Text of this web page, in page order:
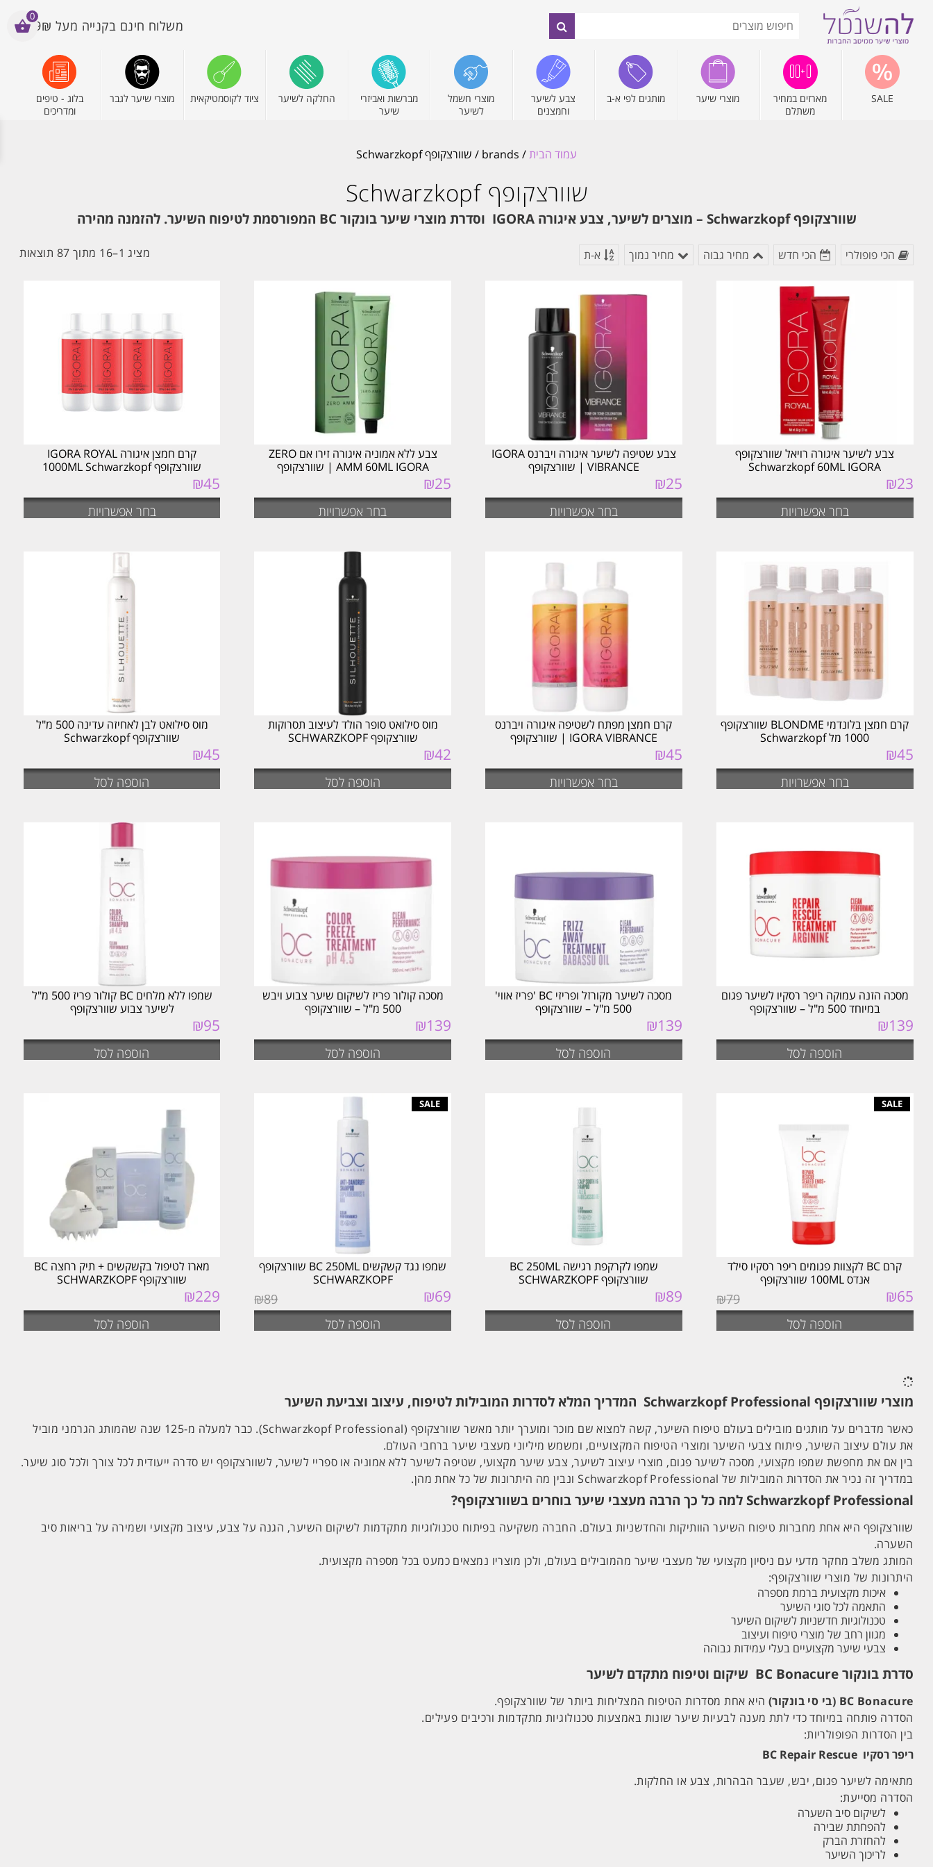
משלוח חינם בקנייה מעל 199₪
SALE
מארזים במחיר
משתלם
מוצרי שיער מותגים לפי א-ב
צבע לשיער
וחמצנים
מוצרי חשמל
לשיער
מברשות ואביזרי
שיער
החלקה לשיער ציוד לקוסמטיקאית מוצרי שיער לגבר
בלוג - טיפים
ומדריכים
עמוד הבית/ brands / שוורצקופף Schwarzkopf
שוורצקופף Schwarzkopf
שוורצקופף Schwarzkopf – מוצרים לשיער, צבע איגורה IGORA וסדרת מוצרי שיער בונקור BC המפורסמת לטיפוח השיער. להזמנה מהירה
הכי פופולרי הכי חדש מחיר גבוה מחיר נמוך א-ת מציג 1–16 מתוך 87 תוצאות
צבע לשיער איגורה רויאל שוורצקופף
Schwarzkopf 60ML IGORA
₪23
בחר אפשרויות
צבע שטיפה לשיער איגורה ויברנס IGORA
VIBRANCE | שוורצקופף
₪25
בחר אפשרויות
צבע ללא אמוניה איגורה זירו אם ZERO
AMM 60ML IGORA | שוורצקופף
₪25
בחר אפשרויות
קרם חמצן איגורה IGORA ROYAL
שוורצקופף 1000ML Schwarzkopf
₪45
בחר אפשרויות
קרם חמצן בלונדמי BLONDME שוורצקופף
1000 מל Schwarzkopf
₪45
בחר אפשרויות
קרם חמצן מפתח לשטיפה איגורה ויברנס
IGORA VIBRANCE | שוורצקופף
₪45
בחר אפשרויות
מוס סילואט סופר הולד לעיצוב תסרוקות
שוורצקופף SCHWARZKOPF
₪42
הוספה לסל
מוס סילואט לבן לאחיזה עדינה 500 מ"ל
שוורצקופף Schwarzkopf
₪45
הוספה לסל
מסכה הזנה עמוקה ריפר רסקיו לשיער פגום
במיוחד 500 מ"ל – שוורצקופף
₪139
הוספה לסל
מסכה לשיער מקורזל ופריזי BC 'פריז אווי'
500 מ"ל – שוורצקופף
₪139
הוספה לסל
מסכה קולור פריז לשיקום שיער צבוע ויבש
500 מ"ל – שוורצקופף
₪139
הוספה לסל
שמפו ללא מלחים BC קולור פריז 500 מ"ל
לשיער צבוע שוורצקופף
₪95
הוספה לסל
קרם BC לקצוות פגומים ריפר רסקיו סילד
אנדס 100ML שוורצקופף
₪79
המחיר
המקורי
₪79.
₪65
הנוכחי
₪65.
הוספה לסל
שמפו לקרקפת רגישה BC 250ML
שוורצקופף SCHWARZKOPF
₪89
הוספה לסל
שמפו נגד קשקשים BC 250ML שוורצקופף
SCHWARZKOPF
₪89
המחיר
המקורי
₪89.
₪69
המחיר
הנוכחי
₪69.
הוספה לסל
מארז לטיפול בקשקשים + תיק רחצה BC
שוורצקופף SCHWARZKOPF
₪229
הוספה לסל
מוצרי שוורצקופף Schwarzkopf Professional המדריך המלא לסדרות המובילות לטיפוח, עיצוב וצביעת השיער
כאשר מדברים על מותגים מובילים בעולם טיפוח השיער, קשה למצוא שם מוכר ומוערך יותר מאשר שוורצקופף (Schwarzkopf Professional). כבר למעלה מ-125 שנה שהמותג הגרמני מוביל
את עולם עיצוב השיער, פיתוח צבעי השיער ומוצרי הטיפוח המקצועיים, ומשמש מיליוני מעצבי שיער ברחבי העולם.
בין אם את מחפשת שמפו מקצועי, מסכה לשיער פגום, מוצרי עיצוב לשיער, צבע שיער מקצועי, שטיפה לשיער ללא אמוניה או ספריי לשיער, לשוורצקופף יש סדרה ייעודית לכל צורך ולכל סוג שיער.
במדריך זה נכיר את הסדרות המובילות של Schwarzkopf Professional ונבין מה היתרונות של כל אחת מהן.
Schwarzkopf Professional למה כל כך הרבה מעצבי שיער בוחרים בשוורצקופף?
שוורצקופף היא אחת מחברות טיפוח השיער הוותיקות והחדשניות בעולם. החברה משקיעה בפיתוח טכנולוגיות מתקדמות לשיקום השיער, הגנה על צבע, עיצוב מקצועי ושמירה על בריאות סיב
השערה.
המותג משלב מחקר מדעי עם ניסיון מקצועי של מעצבי שיער מהמובילים בעולם, ולכן מוצריו נמצאים כמעט בכל מספרה מקצועית.
היתרונות של מוצרי שוורצקופף:
איכות מקצועית ברמת מספרה
התאמה לכל סוגי השיער
טכנולוגיות חדשניות לשיקום השיער
מגוון רחב של מוצרי טיפוח ועיצוב
צבעי שיער מקצועיים בעלי עמידות גבוהה
סדרת בונקור BC Bonacure שיקום וטיפוח מתקדם לשיער
BC Bonacure (בי סי בונקור)
היא אחת מסדרות הטיפוח המצליחות ביותר של שוורצקופף.
הסדרה פותחה במיוחד כדי לתת מענה לבעיות שיער שונות באמצעות טכנולוגיות מתקדמות ורכיבים פעילים.
בין הסדרות הפופולריות:
ריפר רסקיו BC Repair Rescue
מתאימה לשיער פגום, יבש, שעבר הבהרות, צבע או החלקות.
הסדרה מסייעת:
לשיקום סיב השערה
להפחתת שבירה
להחזרת הברק
לריכוך השיער
0